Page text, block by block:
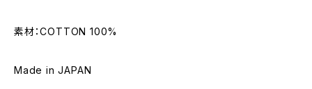
素材：COTTON 100%
Made in JAPAN